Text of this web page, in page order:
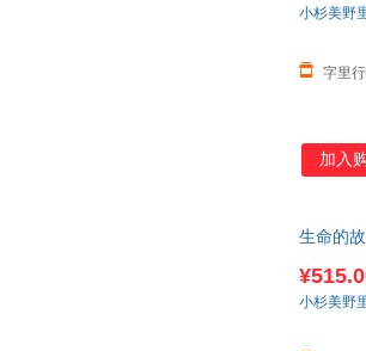
字里
小杉美野
加入
生命的
小杉美野